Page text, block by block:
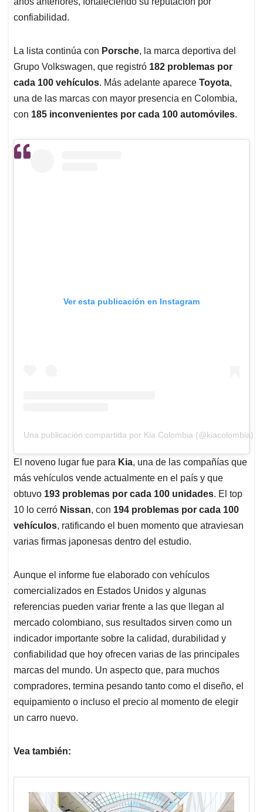
confiabilidad.
La lista continúa con Porsche, la marca deportiva del
Grupo Volkswagen, que registró 182 problemas por
cada 100 vehículos. Más adelante aparece Toyota,
una de las marcas con mayor presencia en Colombia,
con 185 inconvenientes por cada 100 automóviles.
Ver esta publicación en Instagram
Una publicación compartida por Kia Colombia (@kiacolombia)
El noveno lugar fue para Kia, una de las compañías que
más vehículos vende actualmente en el país y que
obtuvo 193 problemas por cada 100 unidades. El top
10 lo cerró Nissan, con 194 problemas por cada 100
vehículos, ratificando el buen momento que atraviesan
varias firmas japonesas dentro del estudio.
Aunque el informe fue elaborado con vehículos
comercializados en Estados Unidos y algunas
referencias pueden variar frente a las que llegan al
mercado colombiano, sus resultados sirven como un
indicador importante sobre la calidad, durabilidad y
confiabilidad que hoy ofrecen varias de las principales
marcas del mundo. Un aspecto que, para muchos
compradores, termina pesando tanto como el diseño, el
equipamiento o incluso el precio al momento de elegir
un carro nuevo.
Vea también: